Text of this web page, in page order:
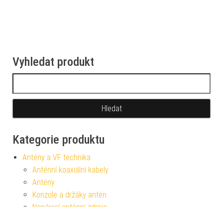
Vyhledat produkt
Kategorie produktu
Antény a VF technika
Anténní koaxiální kabely
Antény
Konzole a držáky antén